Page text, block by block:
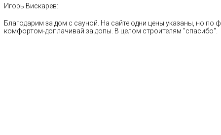
Игорь Вискарев:
Благодарим за дом с сауной. На сайте одни цены указаны, но по
комфортом-доплачивай за допы. В целом строителям "спасибо".